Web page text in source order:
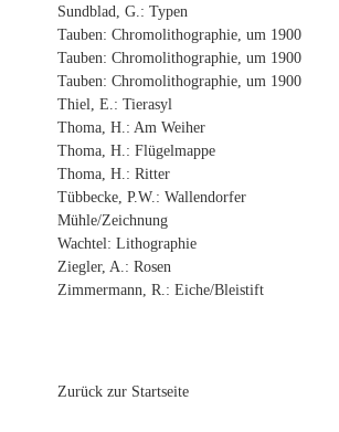
Sundblad, G.: Typen
Tauben: Chromolithographie, um 1900
Tauben: Chromolithographie, um 1900
Tauben: Chromolithographie, um 1900
Thiel, E.: Tierasyl
Thoma, H.: Am Weiher
Thoma, H.: Flügelmappe
Thoma, H.: Ritter
Tübbecke, P.W.: Wallendorfer
Mühle/Zeichnung
Wachtel: Lithographie
Ziegler, A.: Rosen
Zimmermann, R.: Eiche/Bleistift
Zurück zur Startseite